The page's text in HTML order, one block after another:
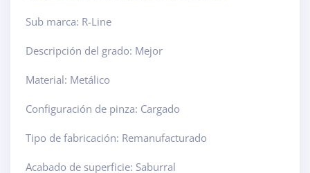
Sub marca: R-Line
Descripción del grado: Mejor
Material: Metálico
Configuración de pinza: Cargado
Tipo de fabricación: Remanufacturado
Acabado de superficie: Saburral